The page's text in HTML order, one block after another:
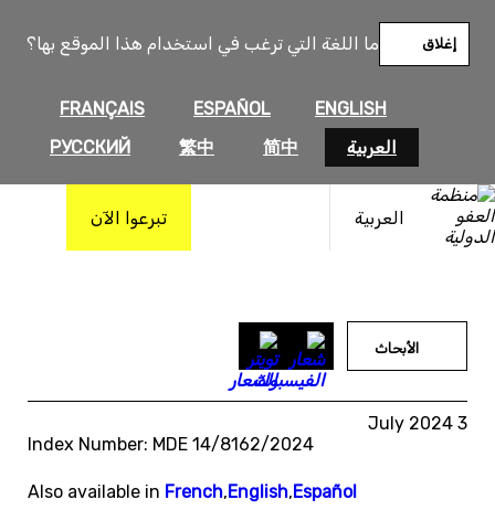
ما اللغة التي ترغب في استخدام هذا الموقع بها؟
ENGLISH
ESPAÑOL
FRANÇAIS
العربية
简中
繁中
РУССКИЙ
إغلاق
العربية تبرعوا الآن
المحتوى
الأبحاث
3 July 2024
Index Number: MDE 14/8162/2024
Also available in French,English,Español